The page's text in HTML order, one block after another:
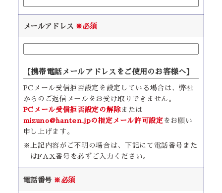
メールアドレス ※必須
【携帯電話メールアドレスをご使用のお客様へ】
PCメール受信拒否設定を設定している場合は、弊社
からのご返信メールをお受け取りできません。
PCメール受信拒否設定の解除または
mizuno@hanten.jpの指定メール許可設定 をお願い
申し上げます。
※上記内容がご不明の場合は、下記にて電話番号また
はFAX番号を必ずご入力ください。
電話番号 ※必須